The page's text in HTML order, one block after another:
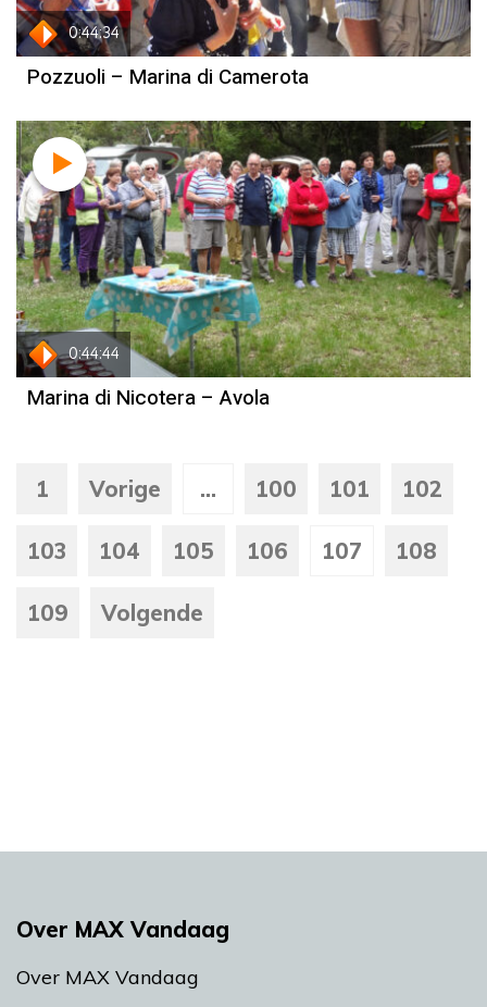
0:44:34
Pozzuoli – Marina di Camerota
0:44:44
Marina di Nicotera – Avola
1 Vorige ... 100 101 102
103 104 105 106 107 108
109 Volgende
Over MAX Vandaag
Over MAX Vandaag